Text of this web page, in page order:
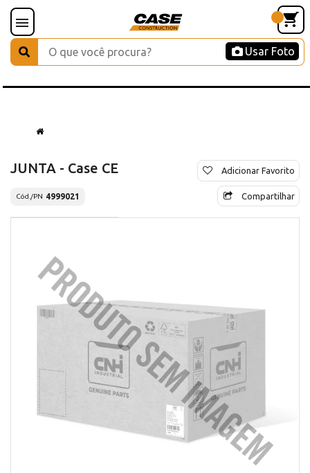
Usar Foto
JUNTA - Case CE
Cód./PN 4999021
Adicionar Favorito
Compartilhar